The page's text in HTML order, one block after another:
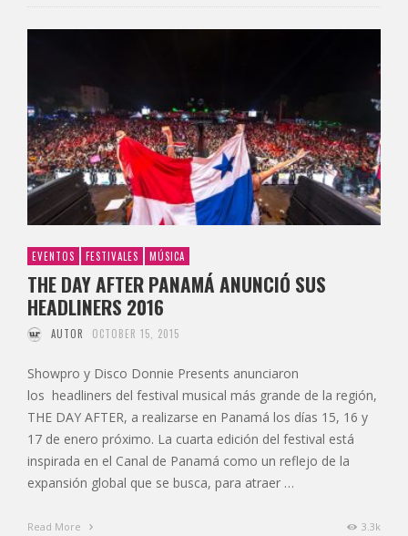
EVENTOS FESTIVALES MÚSICA
THE DAY AFTER PANAMÁ ANUNCIÓ SUS
HEADLINERS 2016
AUTOR OCTOBER 15, 2015
Showpro y Disco Donnie Presents anunciaron
los headliners del festival musical más grande de la región,
THE DAY AFTER, a realizarse en Panamá los días 15, 16 y
17 de enero próximo. La cuarta edición del festival está
inspirada en el Canal de Panamá como un reflejo de la
expansión global que se busca, para atraer …
Read More 3.3k